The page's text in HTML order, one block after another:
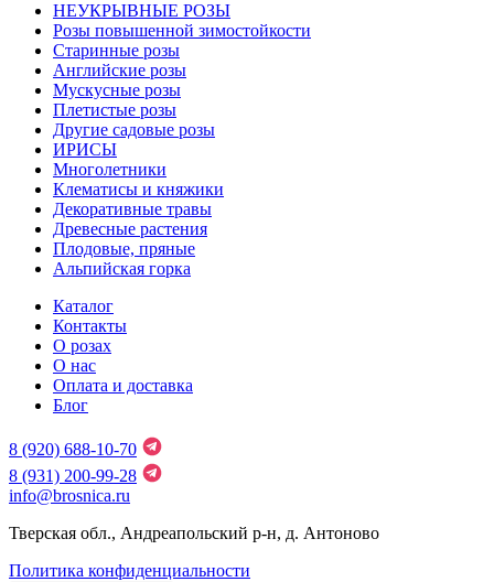
НЕУКРЫВНЫЕ РОЗЫ
Розы повышенной зимостойкости
Старинные розы
Английские розы
Мускусные розы
Плетистые розы
Другие садовые розы
ИРИСЫ
Многолетники
Клематисы и княжики
Декоративные травы
Древесные растения
Плодовые, пряные
Альпийская горка
Каталог
Контакты
О розах
О нас
Оплата и доставка
Блог
8 (920) 688-10-70
8 (931) 200-99-28
info@brosnica.ru
Тверская обл., Андреапольский р-н, д. Антоново
Политика конфиденциальности